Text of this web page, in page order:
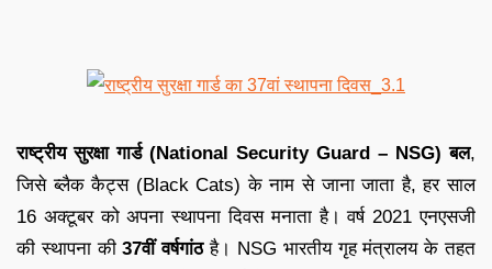
राष्ट्रीय सुरक्षा गार्ड (National Security Guard – NSG) बल,
जिसे ब्लैक कैट्स (Black Cats) के नाम से जाना जाता है, हर साल
16 अक्टूबर को अपना स्थापना दिवस मनाता है। वर्ष 2021 एनएसजी
की स्थापना की37वीं वर्षगांठहै। NSG भारतीय गृह मंत्रालय के तहत